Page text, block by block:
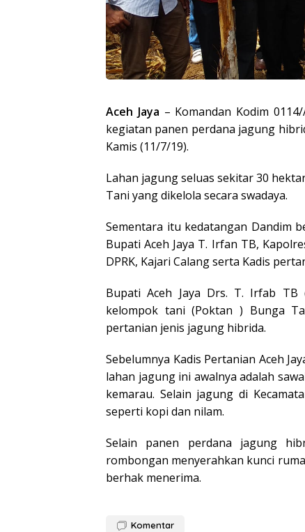
Aceh Jaya – Komandan Kodim
kegiatan panen perdana jagung
Kamis (11/7/19).
Lahan jagung seluas sekitar 30
Tani yang dikelola secara swadaya.
Sementara itu kedatangan Dandim
Bupati Aceh Jaya T. Irfan TB,
DPRK, Kajari Calang serta Kadis
Bupati Aceh Jaya Drs. T. Irfab TB
kelompok tani (Poktan ) Bunga
pertanian jenis jagung hibrida.
Sebelumnya Kadis Pertanian Aceh
lahan jagung ini awalnya adalah
kemarau. Selain jagung di
seperti kopi dan nilam.
Selain panen perdana jagung
rombongan menyerahkan kunci
berhak menerima.
Komentar